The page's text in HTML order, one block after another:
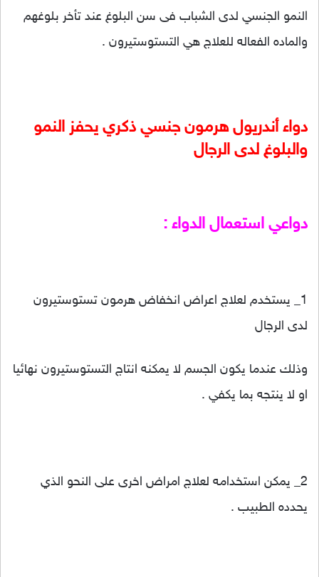
النمو الجنسي لدى الشباب فى سن البلوغ عند تأخر بلوغهم
والماده الفعاله للعلاج هي التستوستيرون .
دواء أندريول هرمون جنسي ذكري يحفز النمو
والبلوغ لدى الرجال
دواعي استعمال الدواء :
1_ يستخدم لعلاج اعراض انخفاض هرمون تستوستيرون
لدى الرجال
وذلك عندما يكون الجسم لا يمكنه انتاج التستوستيرون نهائيا
او لا ينتجه بما يكفي .
2_ يمكن استخدامه لعلاج امراض اخرى على النحو الذي
يحدده الطبيب .